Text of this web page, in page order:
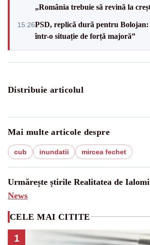
„România trebuie să revină la
15:26PSD, replică dură pentru Bolojan:
într-o situație de forță majoră”
Distribuie articolul
Mai multe articole despre
cub inundatii mircea fechet
Urmărește știrile Realitatea de
News
CELE MAI CITITE
1